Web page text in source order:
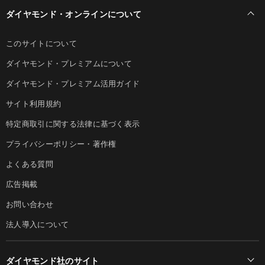
ダイヤモンド・オンラインについて
このサイトについて
ダイヤモンド・プレミアムについて
ダイヤモンド・プレミアム活用ガイド
サイト利用規約
特定商取引に関する法律に基づく表示
プライバシーポリシー・著作権
よくある質問
広告掲載
お問い合わせ
法人導入について
ダイヤモンド社のサイト